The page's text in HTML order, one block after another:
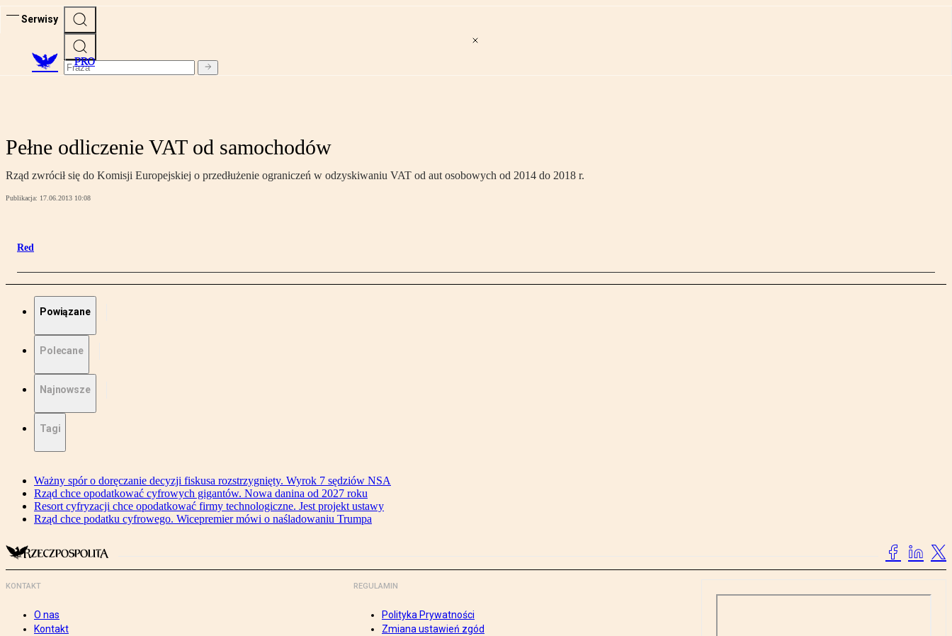
Serwisy
PRO
Pełne odliczenie VAT od samochodów
Rząd zwrócił się do Komisji Europejskiej o przedłużenie ograniczeń w odzyskiwaniu VAT od aut osobowych od 2014 do 2018 r.
Publikacja: 17.06.2013 10:08
Red
Powiązane
Polecane
Najnowsze
Tagi
Ważny spór o doręczanie decyzji fiskusa rozstrzygnięty. Wyrok 7 sędziów NSA
Rząd chce opodatkować cyfrowych gigantów. Nowa danina od 2027 roku
Resort cyfryzacji chce opodatkować firmy technologiczne. Jest projekt ustawy
Rząd chce podatku cyfrowego. Wicepremier mówi o naśladowaniu Trumpa
KONTAKT
O nas
Kontakt
REGULAMIN
Polityka Prywatności
Zmiana ustawień zgód